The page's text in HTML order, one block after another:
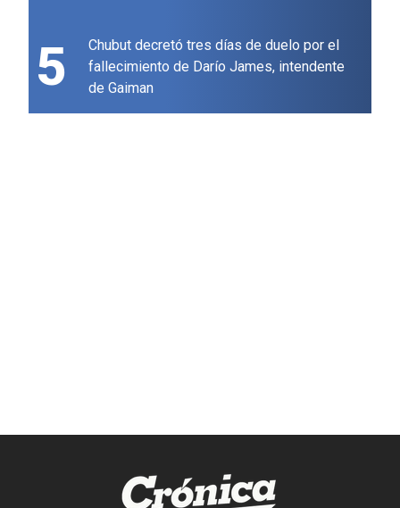
5
Chubut decretó tres días de duelo por el
fallecimiento de Darío James, intendente
de Gaiman